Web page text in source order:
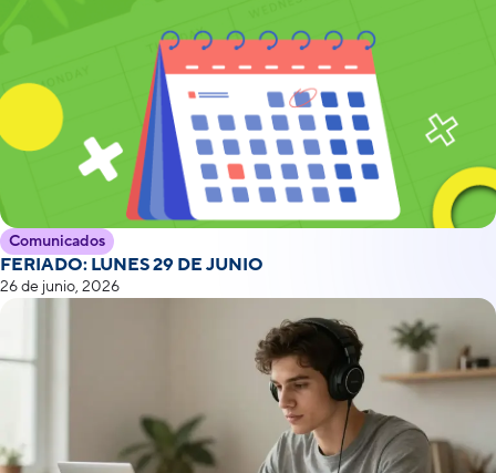
Comunicados
FERIADO: LUNES 29 DE JUNIO
26 de junio, 2026